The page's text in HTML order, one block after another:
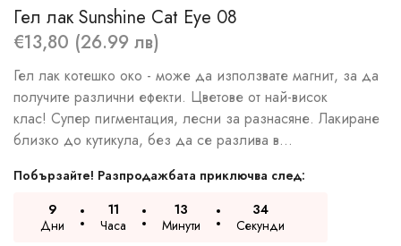
Гел лак Sunshine Cat Eye 08
€13,80 (26.99 лв)
Гел лак котешко око - може да използвате магнит, за да
получите различни ефекти. Цветове от най-висок
клас! Супер пигментация, лесни за разнасяне. Лакиране
близко до кутикула, без да се разлива в...
Побързайте! Разпродажбата приключва след:
9
Дни
11
Часа
13
Минути
33
Секунди